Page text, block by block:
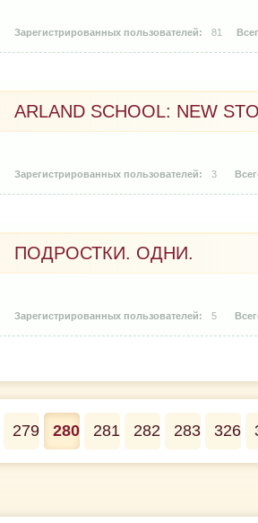
81
ARLAND SCHOOL: NEW
3
ПОДРОСТКИ. ОДНИ.
5
279 280 281 282 283 326